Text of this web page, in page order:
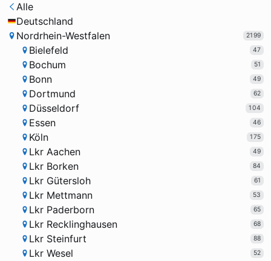
Alle
Deutschland
Nordrhein-Westfalen
2199
Bielefeld 47
Bochum 51
Bonn 49
Dortmund 62
Düsseldorf 104
Essen 46
Köln 175
Lkr Aachen 49
Lkr Borken 84
Lkr Gütersloh 61
Lkr Mettmann 53
Lkr Paderborn 65
Lkr Recklinghausen 68
Lkr Steinfurt 88
Lkr Wesel 52